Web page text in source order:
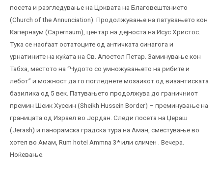
посета и разгледување на Црквата на Благовештението
(Church of the Annunciation). Продолжување на патувањето кон
Капернаум (Capernaum), центар на дејноста на Исус Христос.
Тука се наоѓаат остатоците од античката синагога и
урнатините на куќата на Св. Апостол Петар. Заминување кон
Табха, местото на “Чудото со умножувањето на рибите и
лебот” и можност да го погледнете мозаикот од византиската
базилика од 5 век. Патувањето продолжува до граничниот
премин Шеик Хусеин (Sheikh Hussein Border) – преминување на
границата од Израел во Јордан. Следи посета на Џераш
(Jerash) и панорамска градска тура на Аман, сместување во
хотел во Амам, Rum hotel Ammna 3* или сличен . Вечера.
Ноќевање.